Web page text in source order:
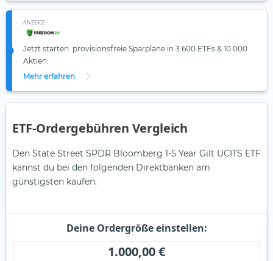
ANZEIGE
Jetzt starten: provisionsfreie Sparpläne in 3.600 ETFs & 10.000
Aktien.
Mehr erfahren
ETF-Ordergebühren Vergleich
Den State Street SPDR Bloomberg 1-5 Year Gilt UCITS ETF
kannst du bei den folgenden Direktbanken am
günstigsten kaufen.
Deine Ordergröße einstellen:
1.000,00 €